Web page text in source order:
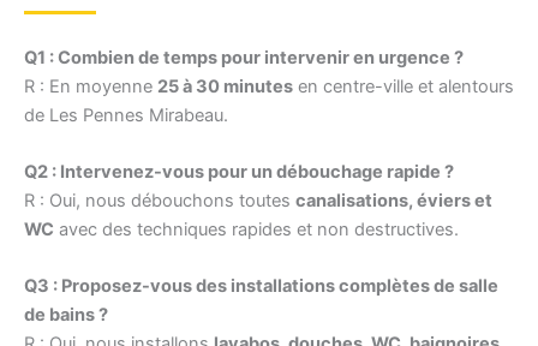
Q1 : Combien de temps pour intervenir en urgence ?
R : En moyenne 25 à 30 minutes en centre-ville et alentours
de Les Pennes Mirabeau.
Q2 : Intervenez-vous pour un débouchage rapide ?
R : Oui, nous débouchons toutes canalisations, éviers et
WC avec des techniques rapides et non destructives.
Q3 : Proposez-vous des installations complètes de salle
de bains ?